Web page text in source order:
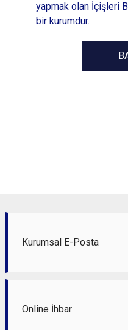
yapmak olan İçişleri
bir kurumdur.
Kurumsal E-Posta
Online İhbar